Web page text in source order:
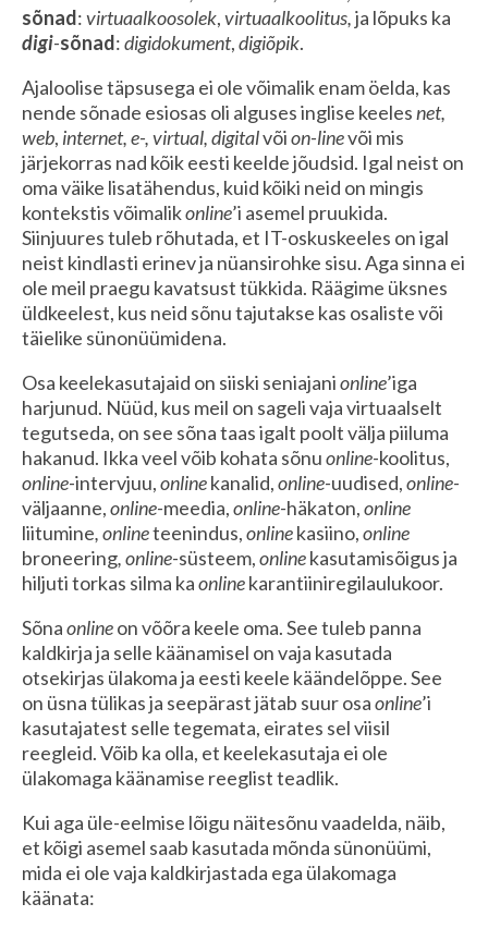
sõnad:virtuaalkoosolek,virtuaalkoolitus,ja lõpuks ka
digi-sõnad:digidokument,digiõpik.
Ajaloolise täpsusega ei ole võimalik enam öelda, kas
nende sõnade esiosas oli alguses inglise keelesnet,
web, internet, e-, virtual, digitalvõion-linevõi mis
järjekorras nad kõik eesti keelde jõudsid. Igal neist on
oma väike lisatähendus, kuid kõiki neid on mingis
kontekstis võimalikonline’i asemel pruukida.
Siinjuures tuleb rõhutada, et IT-oskuskeeles on igal
neist kindlasti erinev ja nüansirohke sisu. Aga sinna ei
ole meil praegu kavatsust tükkida. Räägime üksnes
üldkeelest, kus neid sõnu tajutakse kas osaliste või
täielike sünonüümidena.
Osa keelekasutajaid on siiski seniajanionline’iga
harjunud. Nüüd, kus meil on sageli vaja virtuaalselt
tegutseda, on see sõna taas igalt poolt välja piiluma
hakanud. Ikka veel võib kohata sõnuonline-koolitus,
online-intervjuu,onlinekanalid,online-uudised,online-
väljaanne,online-meedia,online-häkaton,online
liitumine, onlineteenindus,onlinekasiino,online
broneering,online-süsteem,onlinekasutamisõigus ja
hiljuti torkas silma kaonlinekarantiiniregilaulukoor.
Sõnaonlineon võõra keele oma. See tuleb panna
kaldkirja ja selle käänamisel on vaja kasutada
otsekirjas ülakoma ja eesti keele käändelõppe. See
on üsna tülikas ja seepärast jätab suur osaonline’i
kasutajatest selle tegemata, eirates sel viisil
reegleid. Võib ka olla, et keelekasutaja ei ole
ülakomaga käänamise reeglist teadlik.
Kui aga üle-eelmise lõigu näitesõnu vaadelda, näib,
et kõigi asemel saab kasutada mõnda sünonüümi,
mida ei ole vaja kaldkirjastada ega ülakomaga
käänata: